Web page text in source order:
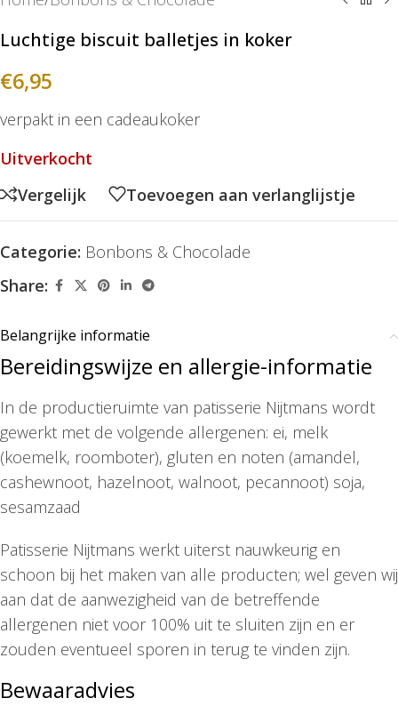
Luchtige biscuit balletjes in koker
€6,95
verpakt in een cadeaukoker
Uitverkocht
Vergelijk
Toevoegen aan verlanglijstje
Categorie: Bonbons & Chocolade
Share:
Belangrijke informatie
Bereidingswijze en allergie-informatie
In de productieruimte van patisserie Nijtmans wordt
gewerkt met de volgende allergenen: ei, melk
(koemelk, roomboter), gluten en noten (amandel,
cashewnoot, hazelnoot, walnoot, pecannoot) soja,
sesamzaad
Patisserie Nijtmans werkt uiterst nauwkeurig en
schoon bij het maken van alle producten; wel geven wij
aan dat de aanwezigheid van de betreffende
allergenen niet voor 100% uit te sluiten zijn en er
zouden eventueel sporen in terug te vinden zijn.
Bewaaradvies